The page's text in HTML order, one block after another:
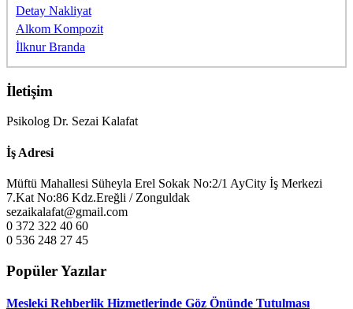
Detay Nakliyat
Alkom Kompozit
İlknur Branda
İletişim
Psikolog Dr. Sezai Kalafat
İş Adresi
Müftü Mahallesi Süheyla Erel Sokak No:2/1 AyCity İş Merkezi
7.Kat No:86 Kdz.Ereğli / Zonguldak
sezaikalafat@gmail.com
0 372 322 40 60
0 536 248 27 45
Popüler Yazılar
Mesleki Rehberlik Hizmetlerinde Göz Önünde Tutulması